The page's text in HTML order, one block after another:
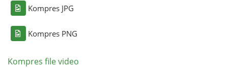
Kompres JPG
Kompres PNG
Kompres file video